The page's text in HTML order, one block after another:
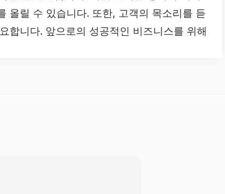
올릴 수 있습니다. 또한, 고객의 목소리를 듣
합니다. 앞으로의 성공적인 비즈니스를 위해